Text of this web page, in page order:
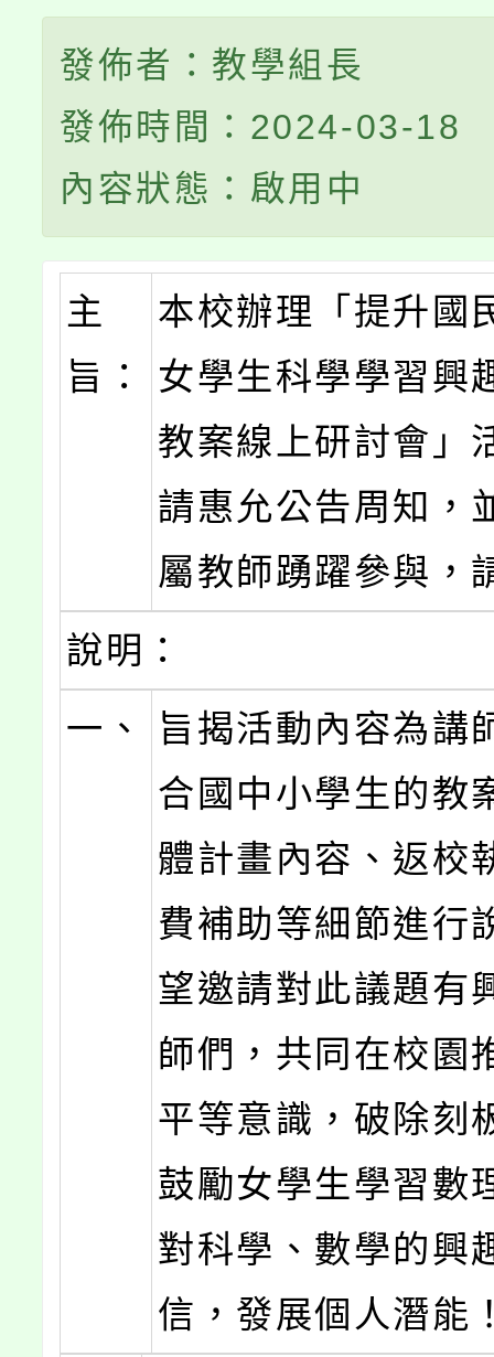
發佈者：教學組長
發佈時間：2024-03-18
內容狀態：啟用中
主
旨：
本校辦理「提升國
女學生科學學習興
教案線上研討會」
請惠允公告周知，
屬教師踴躍參與，
說明：
一、
旨揭活動內容為講
合國中小學生的教
體計畫內容、返校
費補助等細節進行
望邀請對此議題有
師們，共同在校園
平等意識，破除刻
鼓勵女學生學習數
對科學、數學的興
信，發展個人潛能